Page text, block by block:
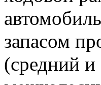
запасом
(средний